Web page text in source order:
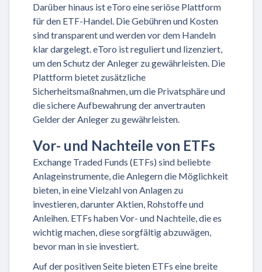
Darüber hinaus ist eToro eine seriöse Plattform
für den ETF-Handel. Die Gebühren und Kosten
sind transparent und werden vor dem Handeln
klar dargelegt. eToro ist reguliert und lizenziert,
um den Schutz der Anleger zu gewährleisten. Die
Plattform bietet zusätzliche
Sicherheitsmaßnahmen, um die Privatsphäre und
die sichere Aufbewahrung der anvertrauten
Gelder der Anleger zu gewährleisten.
Vor- und Nachteile von ETFs
Exchange Traded Funds (ETFs) sind beliebte
Anlageinstrumente, die Anlegern die Möglichkeit
bieten, in eine Vielzahl von Anlagen zu
investieren, darunter Aktien, Rohstoffe und
Anleihen. ETFs haben Vor- und Nachteile, die es
wichtig machen, diese sorgfältig abzuwägen,
bevor man in sie investiert.
Auf der positiven Seite bieten ETFs eine breite